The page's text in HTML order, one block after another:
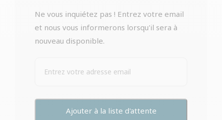
Ne vous inquiétez pas ! Entrez votre email
et nous vous informerons lorsqu'il sera à
nouveau disponible.